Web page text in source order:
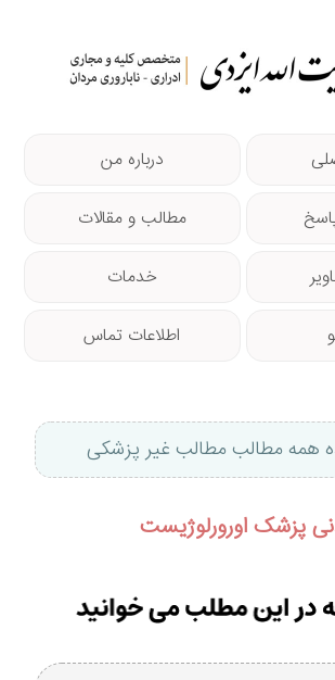
درباره من
مطالب و مقالات
خدمات
اطلاعات تماس
همه مطالب مطالب غیر پزشکی
پزشک اورورلوژیست